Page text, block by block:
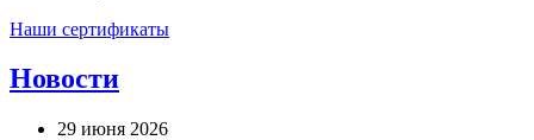
Наши сертификаты
Новости
29 июня 2026